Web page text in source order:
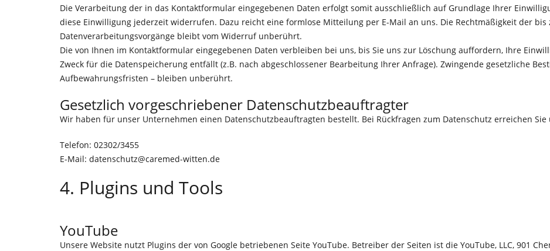
Die Verarbeitung der in das Kontaktformular eingegebenen Daten erfolgt somit ausschließlich auf Grundlage Ihrer
diese Einwilligung jederzeit widerrufen. Dazu reicht eine formlose Mitteilung per E-Mail an uns. Die Rechtmäßigkeit der
Datenverarbeitungsvorgänge bleibt vom Widerruf unberührt.
Die von Ihnen im Kontaktformular eingegebenen Daten verbleiben bei uns, bis Sie uns zur Löschung auffordern, Ihre
Zweck für die Datenspeicherung entfällt (z.B. nach abgeschlossener Bearbeitung Ihrer Anfrage). Zwingende gesetzliche
Aufbewahrungsfristen – bleiben unberührt.
Gesetzlich vorgeschriebener Datenschutzbeauftragter
Wir haben für unser Unternehmen einen Datenschutzbeauftragten bestellt. Bei Rückfragen zum Datenschutz erreichen
Telefon: 02302/3455
E-Mail: datenschutz@caremed-witten.de
4. Plugins und Tools
YouTube
Unsere Website nutzt Plugins der von Google betriebenen Seite YouTube. Betreiber der Seiten ist die YouTube, LLC, 901